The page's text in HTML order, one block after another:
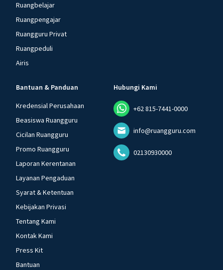
Ruangbelajar
Ruangpengajar
Ruangguru Privat
Ruangpeduli
Airis
Bantuan & Panduan
Kredensial Perusahaan
Beasiswa Ruangguru
Cicilan Ruangguru
Promo Ruangguru
Laporan Kerentanan
Layanan Pengaduan
Syarat & Ketentuan
Kebijakan Privasi
Tentang Kami
Kontak Kami
Press Kit
Bantuan
Hubungi Kami
+62 815-7441-0000
info@ruangguru.com
02130930000